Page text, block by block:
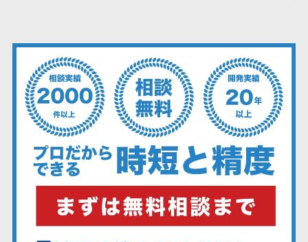
オンライン診療システム>
オンコール代行サービス>
訪問看護ステーション向けサービ
ス>
健康診断システム>
診療予約システム>
歯科向け電子カルテ>
歯科予約システム>
テム
プロジェクト
管理ツール
電子証明書サ
ービス
電子証明書サ
ービス
データセンタ
クラウド基盤